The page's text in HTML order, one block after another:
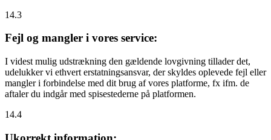
14.3
Fejl og mangler i vores service:
I videst mulig udstrækning den gældende lovgivning tillader det,
udelukker vi ethvert erstatningsansvar, der skyldes oplevede fejl eller
mangler i forbindelse med dit brug af vores platforme, fx ifm. de
aftaler du indgår med spisestederne på platformen.
14.4